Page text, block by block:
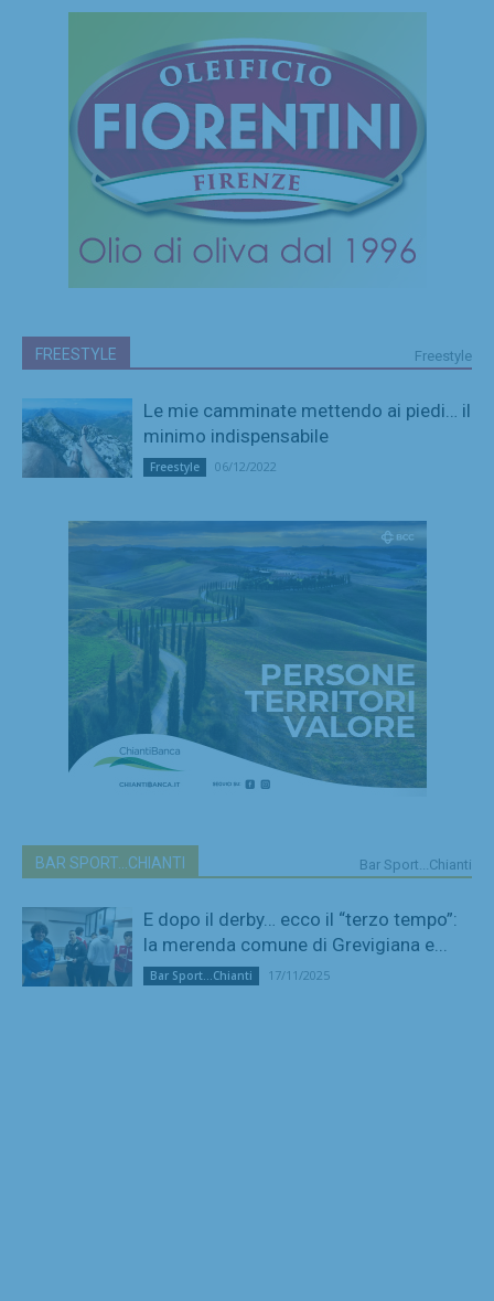
FREESTYLE Freestyle
Le mie camminate mettendo ai piedi… il
minimo indispensabile
Freestyle 06/12/2022
BAR SPORT...CHIANTI Bar Sport...Chianti
E dopo il derby… ecco il “terzo tempo”:
la merenda comune di Grevigiana e...
Bar Sport...Chianti 17/11/2025